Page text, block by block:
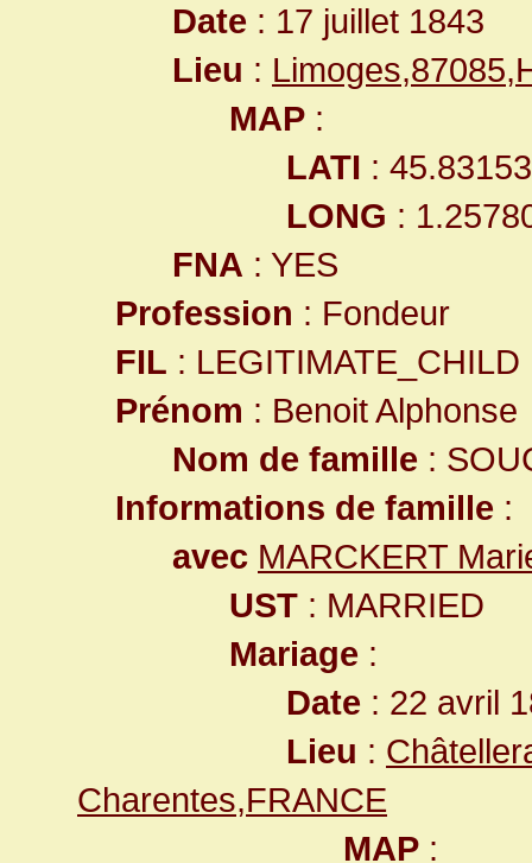
Date : 17 juillet 1843
Lieu :
MAP :
LATI :
LONG :
FNA : YES
Profession : Fondeur
FIL : LEGITIMATE_CHILD
Prénom : Benoit Alphonse
Nom de famille :
Informations de famille :
avec MARCKERT
UST : MARRIED
Mariage :
Date : 22 avril
Lieu :
Charentes,FRANCE
MAP :